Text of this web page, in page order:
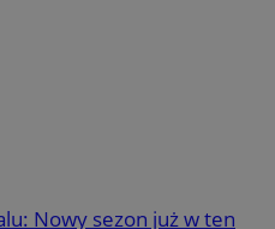
Nowy sezon już w ten